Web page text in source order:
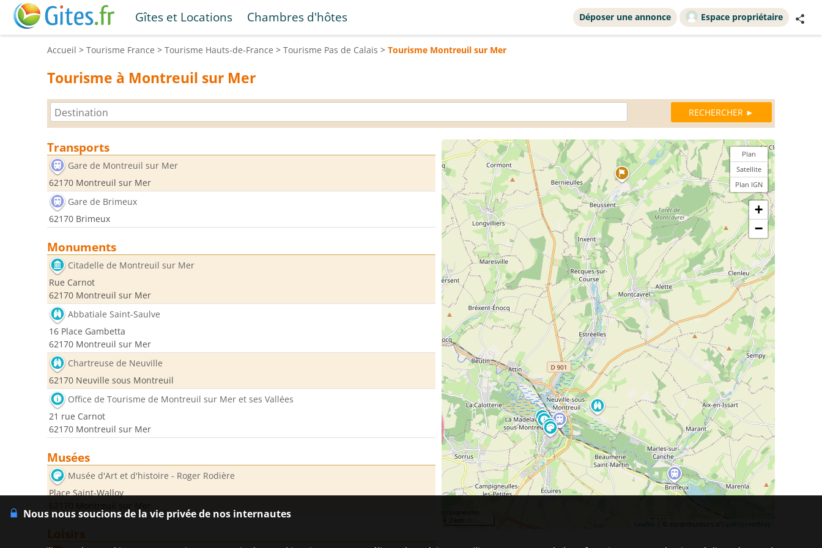
Gîtes et Locations Chambres d'hôtes Déposer une annonce Espace propriétaire
Accueil > Tourisme France > Tourisme Hauts-de-France > Tourisme Pas de Calais > Tourisme Montreuil sur Mer
Tourisme à Montreuil sur Mer
Transports
Gare de Montreuil sur Mer
62170 Montreuil sur Mer
Gare de Brimeux
62170 Brimeux
Monuments
Citadelle de Montreuil sur Mer
Rue Carnot
62170 Montreuil sur Mer
Abbatiale Saint-Saulve
16 Place Gambetta
62170 Montreuil sur Mer
Chartreuse de Neuville
62170 Neuville sous Montreuil
Office de Tourisme de Montreuil sur Mer et ses Vallées
21 rue Carnot
62170 Montreuil sur Mer
Musées
Musée d'Art et d'histoire - Roger Rodière
Place Saint-Walloy
Loisirs
Plan
Satellite
Plan IGN
+
−
Leaflet OpenStreetMap
Nous nous soucions de la vie privée de nos internautes